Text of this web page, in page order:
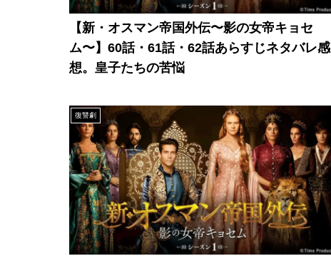
【新・オスマン帝国外伝〜影の女帝キョセ
ム〜】60話・61話・62話あらすじネタバレ感
想。皇子たちの苦悩
復讐劇